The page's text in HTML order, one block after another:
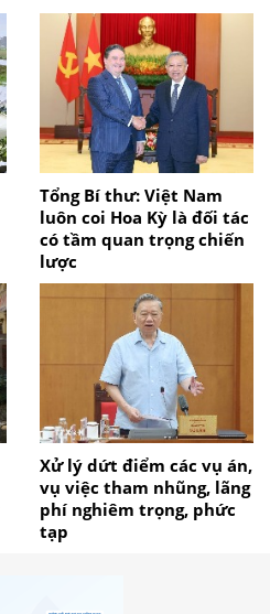
Tổng Bí thư: Việt Nam
luôn coi Hoa Kỳ là đối tác
có tầm quan trọng chiến
lược
Xử lý dứt điểm các vụ án,
vụ việc tham nhũng, lãng
phí nghiêm trọng, phức
tạp